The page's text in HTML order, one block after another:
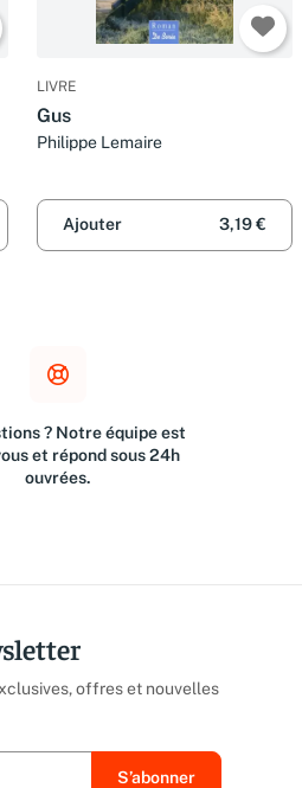
LIVRE
Gus
Philippe Lemaire
Ajouter 3,19 €
? Notre équipe est
et répond sous 24h
ouvrées.
offres et nouvelles